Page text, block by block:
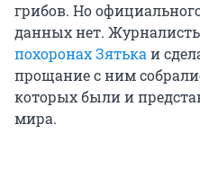
грибов. Но
данных нет.
похоронах Зятькаи
прощание с ним
которых были и
мира.